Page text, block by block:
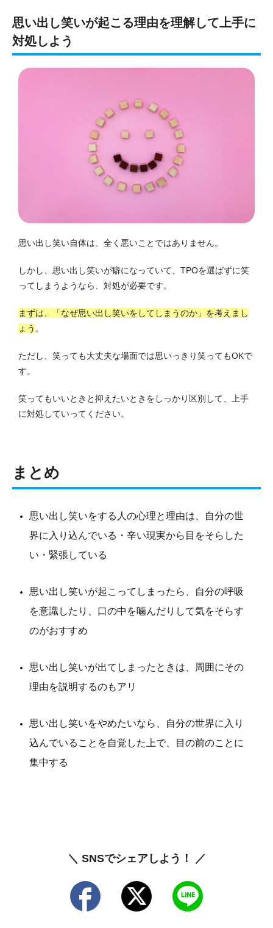
思い出し笑いが起こる理由を理解して上手に
対処しよう
思い出し笑い自体は、全く悪いことではありません。
しかし、思い出し笑いが癖になっていて、TPOを選ばずに笑
ってしまうようなら、対処が必要です。
まずは、「なぜ思い出し笑いをしてしまうのか」を考えまし
ょう 。
ただし、笑っても大丈夫な場面では思いっきり笑ってもOKで
す。
笑ってもいいときと抑えたいときをしっかり区別して、上手
に対処していってください。
まとめ
思い出し笑いをする人の心理と理由は、自分の世
界に入り込んでいる・辛い現実から目をそらした
い・緊張している
思い出し笑いが起こってしまったら、自分の呼吸
を意識したり、口の中を噛んだりして気をそらす
のがおすすめ
思い出し笑いが出てしまったときは、周囲にその
理由を説明するのもアリ
思い出し笑いをやめたいなら、自分の世界に入り
込んでいることを自覚した上で、目の前のことに
集中する
＼ SNSでシェアしよう！ ／